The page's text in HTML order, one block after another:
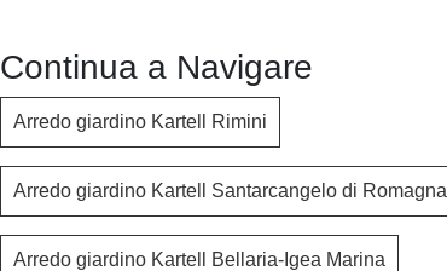
Continua a Navigare
Arredo giardino Kartell Rimini
Arredo giardino Kartell Santarcangelo di Romagna
Arredo giardino Kartell Bellaria-Igea Marina